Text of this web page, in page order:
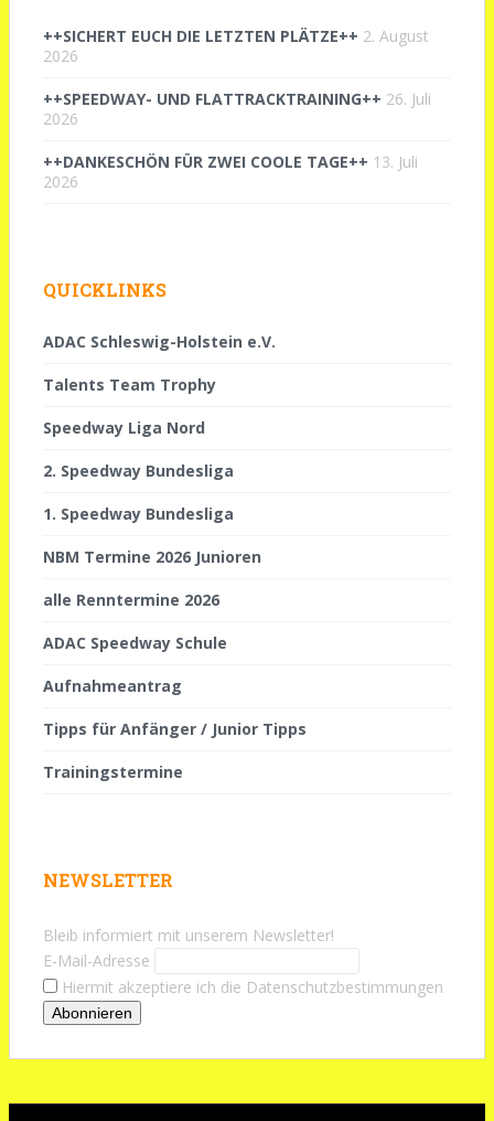
++SICHERT EUCH DIE LETZTEN PLÄTZE++ 2. August
2026
++SPEEDWAY- UND FLATTRACKTRAINING++ 26. Juli
2026
++DANKESCHÖN FÜR ZWEI COOLE TAGE++ 13. Juli
2026
QUICKLINKS
ADAC Schleswig-Holstein e.V.
Talents Team Trophy
Speedway Liga Nord
2. Speedway Bundesliga
1. Speedway Bundesliga
NBM Termine 2026 Junioren
alle Renntermine 2026
ADAC Speedway Schule
Aufnahmeantrag
Tipps für Anfänger / Junior Tipps
Trainingstermine
NEWSLETTER
Bleib informiert mit unserem Newsletter!
E-Mail-Adresse
Hiermit akzeptiere ich die Datenschutzbestimmungen